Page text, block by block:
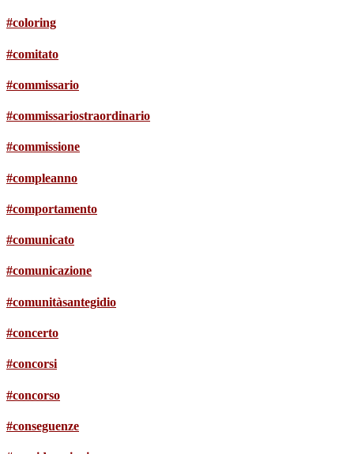
#coloring
#comitato
#commissario
#commissariostraordinario
#commissione
#compleanno
#comportamento
#comunicato
#comunicazione
#comunitàsantegidio
#concerto
#concorsi
#concorso
#conseguenze